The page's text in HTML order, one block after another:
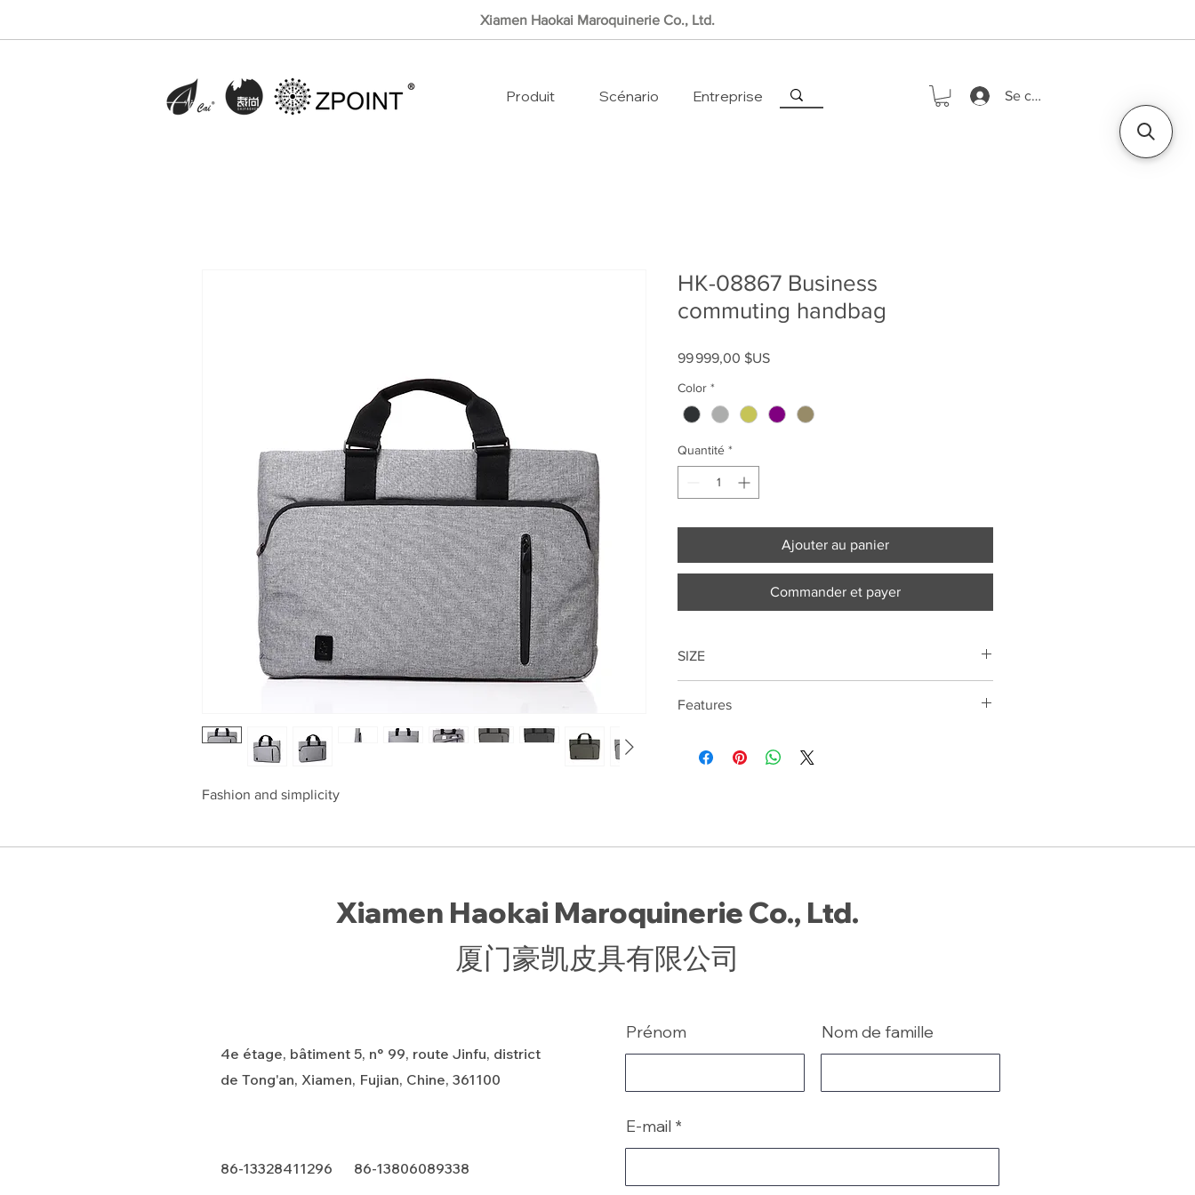
Xiamen Haokai Maroquinerie Co., Ltd.
Produit Scénario Entreprise Se connecter
Fashion and simplicity
HK-08867 Business
commuting handbag
99 999,00 $USPrix
Color *
Quantité *
Ajouter au panier
Commander et payer
SIZE
Features
Xiamen Haokai Maroquinerie Co., Ltd.
厦门豪凯皮具有限公司
4e étage, bâtiment 5, n° 99, route Jinfu, district
de Tong'an, Xiamen, Fujian, Chine, 361100
86-13328411296 86-13806089338
Prénom Nom de famille
E-mail